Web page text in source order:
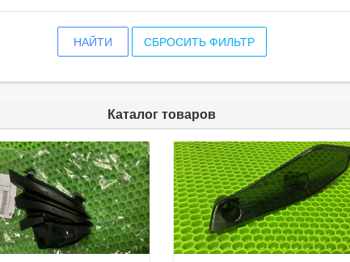
НАЙТИ СБРОСИТЬ ФИЛЬТР
Каталог товаров